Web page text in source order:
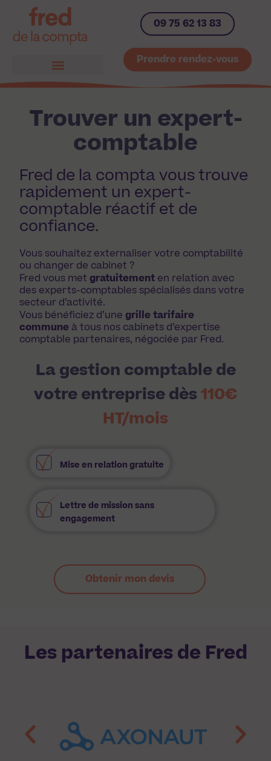
09 75 62 13 83
Prendre rendez-vous
Trouver un expert-
comptable
Fred de la compta vous trouve
rapidement un expert-
comptable réactif et de
confiance.
Vous souhaitez externaliser votre comptabilité
ou changer de cabinet ?
Fred vous metgratuitement en relation avec
des experts-comptables spécialisés dans votre
secteur d’activité.
Vous bénéficiez d’unegrille tarifaire
commune à tous nos cabinets d’expertise
comptable partenaires, négociée par Fred.
La gestion comptable de
votre entreprise dès110€
HT/mois
Mise en relation gratuite
Lettre de mission sans
engagement
Obtenir mon devis
Les partenaires de Fred